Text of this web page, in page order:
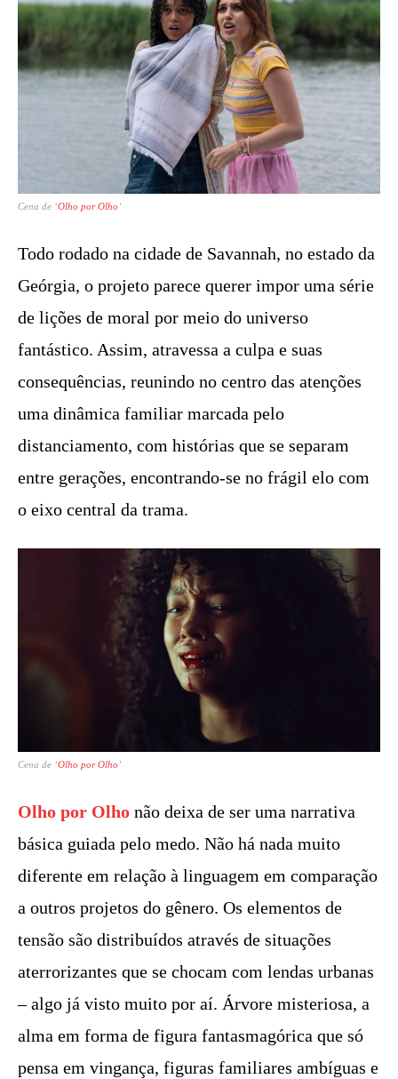
Cena de ‘Olho por Olho ’
Todo rodado na cidade de Savannah, no estado da
Geórgia, o projeto parece querer impor uma série
de lições de moral por meio do universo
fantástico. Assim, atravessa a culpa e suas
consequências, reunindo no centro das atenções
uma dinâmica familiar marcada pelo
distanciamento, com histórias que se separam
entre gerações, encontrando-se no frágil elo com
o eixo central da trama.
Cena de ‘Olho por Olho ’
Olho por Olho não deixa de ser uma narrativa
básica guiada pelo medo. Não há nada muito
diferente em relação à linguagem em comparação
a outros projetos do gênero. Os elementos de
tensão são distribuídos através de situações
aterrorizantes que se chocam com lendas urbanas
– algo já visto muito por aí. Árvore misteriosa, a
alma em forma de figura fantasmagórica que só
pensa em vingança, figuras familiares ambíguas e